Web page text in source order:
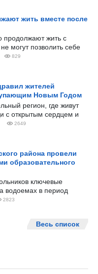
жить вместе после
продолжают жить с
могут позволить себе
829
жителей
Новым Годом
регион, где живут
с открытым сердцем и
2649
района провели
образовательного
ключевые
водоемах в период
2823
Весь список